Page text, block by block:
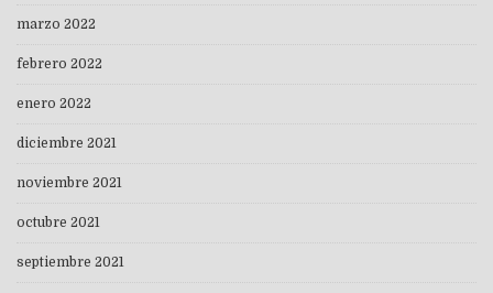
marzo 2022
febrero 2022
enero 2022
diciembre 2021
noviembre 2021
octubre 2021
septiembre 2021